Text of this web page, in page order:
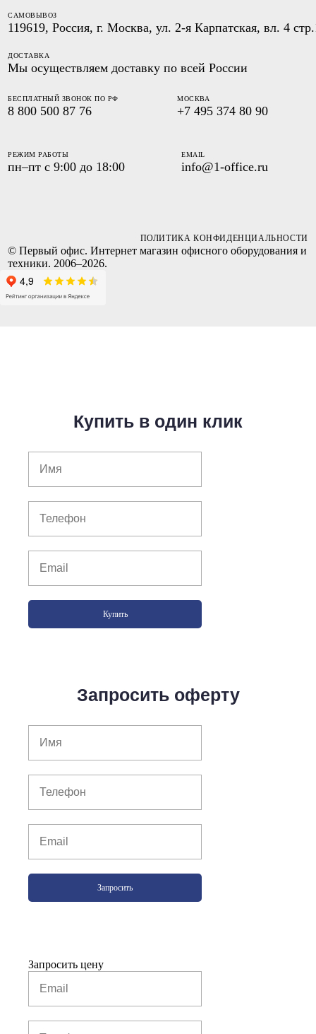
САМОВЫВОЗ
119619, Россия, г. Москва, ул. 2-я Карпатская, вл. 4
ДОСТАВКА
Мы осуществляем доставку по всей России
БЕСПЛАТНЫЙ ЗВОНОК ПО РФ
8 800 500 87 76
МОСКВА
+7 495 374 80 90
РЕЖИМ РАБОТЫ
пн–пт с 9:00 до 18:00
EMAIL
info@1-office.ru
ПОЛИТИКА КОНФИДЕНЦИАЛЬНОСТИ
© Первый офис. Интернет магазин офисного оборудования и
техники. 2006–2026.
Купить в один клик
Купить
Запросить оферту
Запросить
Запросить цену